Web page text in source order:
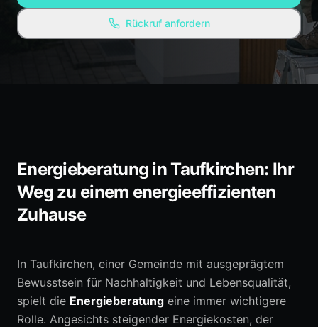
Experten-Empfehlungen
Kostenlose Ressourcen
Erstberatung anfragen
Rückruf anfordern
Energieberatung in Taufkirchen: Ihr
Weg zu einem energieeffizienten
Zuhause
In Taufkirchen, einer Gemeinde mit ausgeprägtem
Bewusstsein für Nachhaltigkeit und Lebensqualität,
spielt die Energieberatung eine immer wichtigere
Rolle. Angesichts steigender Energiekosten, der